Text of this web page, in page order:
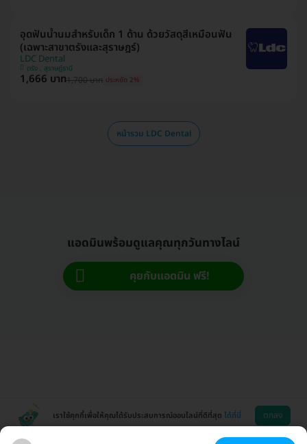
อุดฟันน้ำนมสำหรับเด็ก 1 ด้าน ด้วยวัสดุสีเหมือนฟัน
(เฉพาะสาขาตรังและสุราษฎร์)
LDC Dental
ตรัง , สุราษฎ์ธานี
1,666 บาท1,700 บาท ประหยัด 2%
หน้ารวม LDC Dental
แอดมินพร้อมดูแลคุณทุกวันทางไลน์
คุยกับแอดมิน ฟรี!
เราใช้คุกกี้เพื่อให้คุณได้รับประสบการณ์ออนไลน์ที่ดีที่สุด ได้ที่นี่ ตกลง